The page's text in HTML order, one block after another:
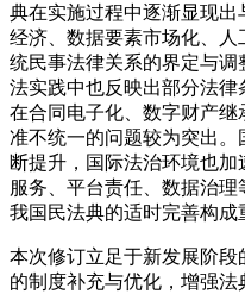
典在实施过程中逐渐显现
经济、数据要素市场化、
统民事法律关系的界定与调
法实践中也反映出部分法
在合同电子化、数字财产
准不统一的问题较为突出
断提升，国际法治环境也
服务、平台责任、数据治
我国民法典的适时完善构成
本次修订立足于新发展阶
的制度补充与优化，增强